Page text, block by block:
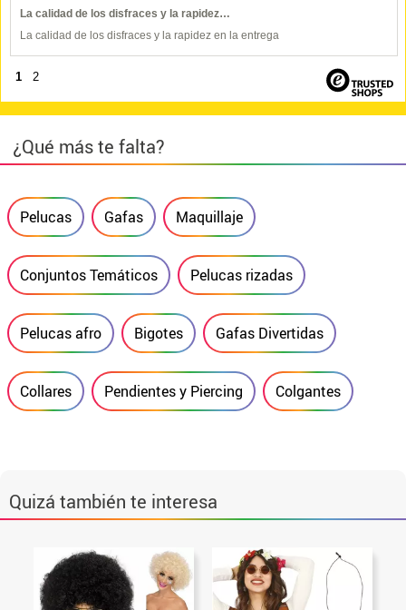
La calidad de los disfraces y la rapidez…
La calidad de los disfraces y la rapidez en la entrega
1 2
¿Qué más te falta?
Pelucas Gafas Maquillaje
Conjuntos Temáticos Pelucas rizadas
Pelucas afro Bigotes Gafas Divertidas
Collares Pendientes y Piercing Colgantes
Quizá también te interesa